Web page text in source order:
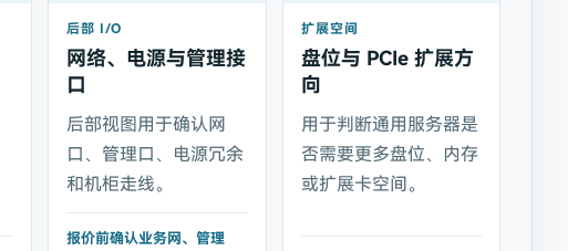
后部 I/O
网络、电源与管理接
口
后部视图用于确认网
口、管理口、电源冗余
和机柜走线。
报价前确认业务网、管理
扩展空间
盘位与 PCIe 扩展方
向
用于判断通用服务器是
否需要更多盘位、内存
或扩展卡空间。